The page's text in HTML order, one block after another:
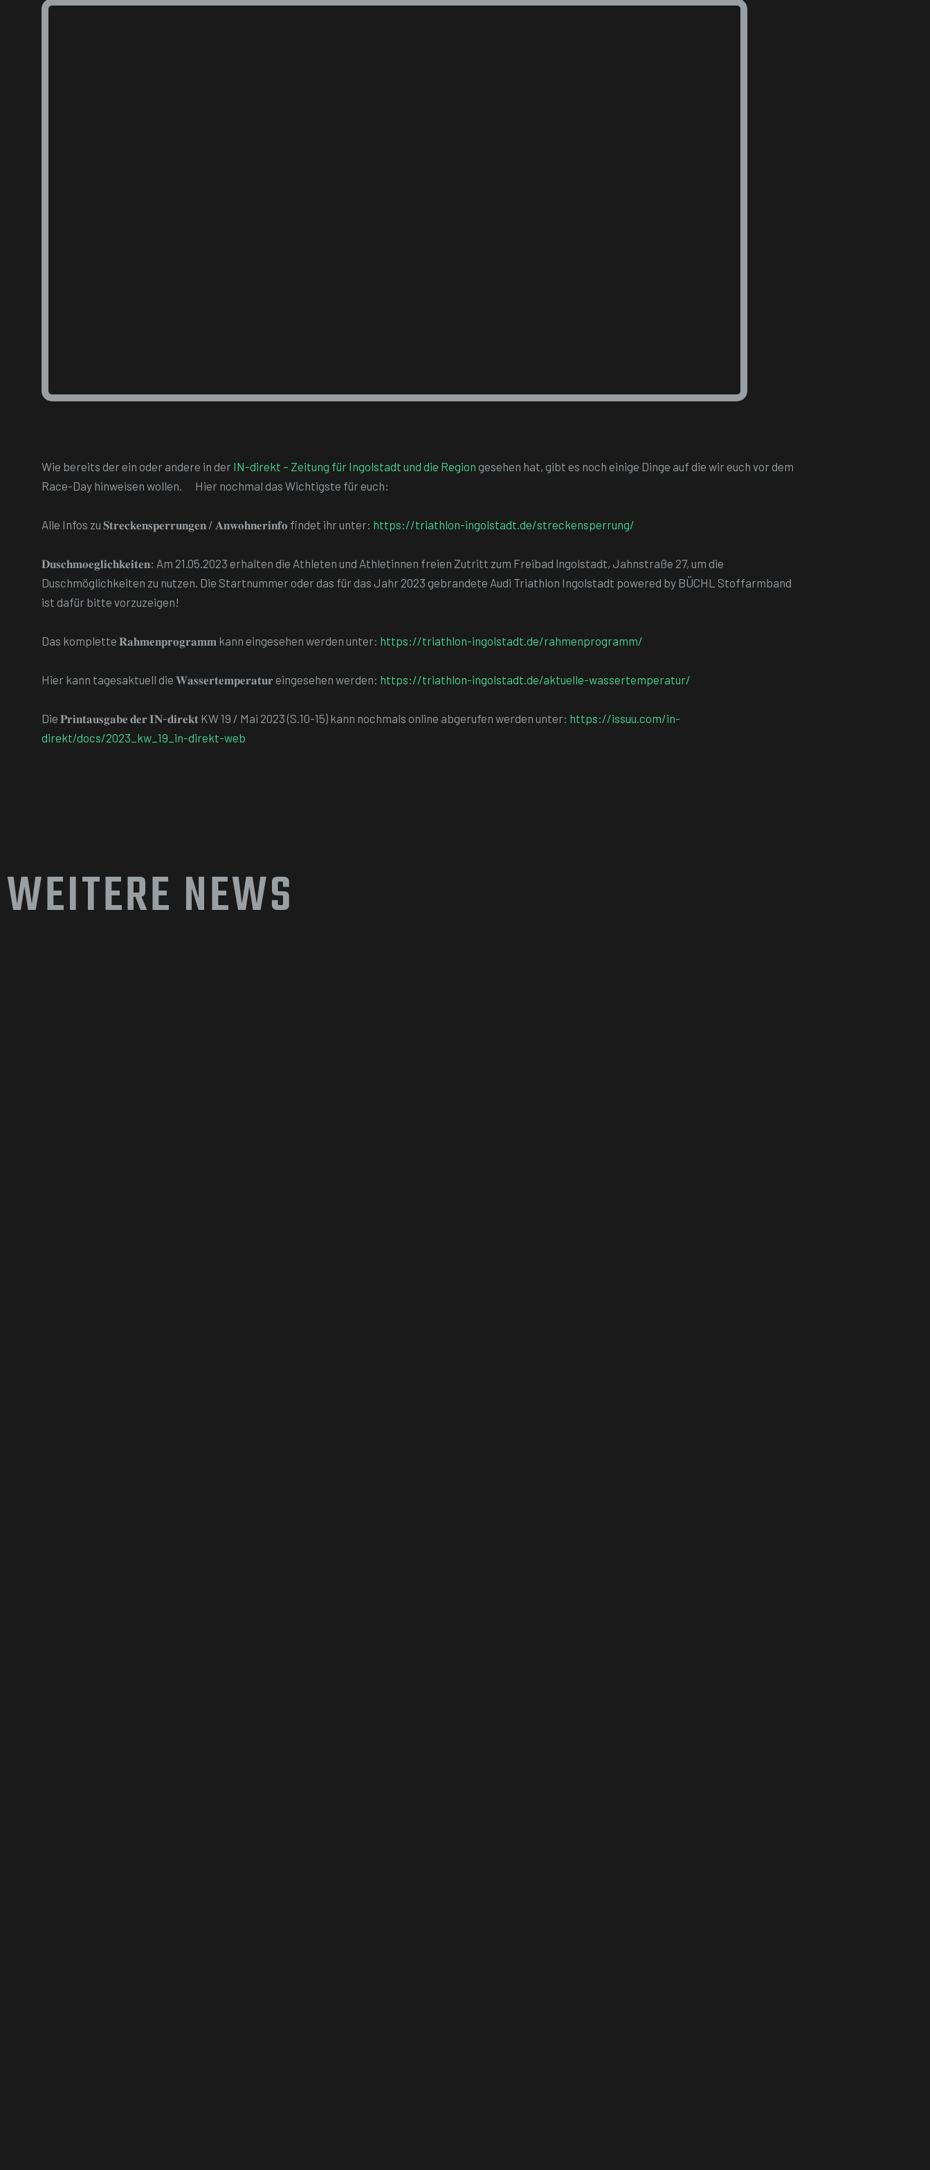
Wie bereits der ein oder andere in der IN-direkt – Zeitung für Ingolstadt und die Region gesehen hat, gibt es noch einige Dinge auf die wir euch vor dem
Race-Day hinweisen wollen.
Hier nochmal das Wichtigste für euch:
Alle Infos zu 𝐒𝐭𝐫𝐞𝐜𝐤𝐞𝐧𝐬𝐩𝐞𝐫𝐫𝐮𝐧𝐠𝐞𝐧 / 𝐀𝐧𝐰𝐨𝐡𝐧𝐞𝐫𝐢𝐧𝐟𝐨 findet ihr unter: https://triathlon-ingolstadt.de/streckensperrung/
𝐃𝐮𝐬𝐜𝐡𝐦𝐨𝐞𝐠𝐥𝐢𝐜𝐡𝐤𝐞𝐢𝐭𝐞𝐧: Am 21.05.2023 erhalten die Athleten und Athletinnen freien Zutritt zum Freibad lngolstadt, Jahnstraße 27, um die
Duschmöglichkeiten zu nutzen. Die Startnummer oder das für das Jahr 2023 gebrandete Audi Triathlon Ingolstadt powered by BÜCHL Stoffarmband
ist dafür bitte vorzuzeigen!
Das komplette 𝐑𝐚𝐡𝐦𝐞𝐧𝐩𝐫𝐨𝐠𝐫𝐚𝐦𝐦 kann eingesehen werden unter: https://triathlon-ingolstadt.de/rahmenprogramm/
Hier kann tagesaktuell die 𝐖𝐚𝐬𝐬𝐞𝐫𝐭𝐞𝐦𝐩𝐞𝐫𝐚𝐭𝐮𝐫 eingesehen werden: https://triathlon-ingolstadt.de/aktuelle-wassertemperatur/
Die 𝐏𝐫𝐢𝐧𝐭𝐚𝐮𝐬𝐠𝐚𝐛𝐞 𝐝𝐞𝐫 𝐈𝐍-𝐝𝐢𝐫𝐞𝐤𝐭 KW 19 / Mai 2023 (S.10-15) kann nochmals online abgerufen werden unter: https://issuu.com/in-
direkt/docs/2023_kw_19_in-direkt-web
WEITERE NEWS